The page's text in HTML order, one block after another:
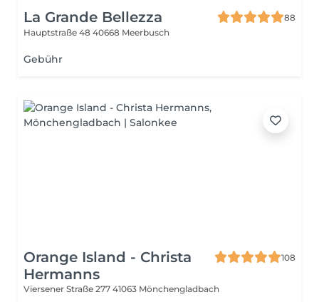
La Grande Bellezza
88
Hauptstraße 48 40668 Meerbusch
Gebühr
Orange Island - Christa
Hermanns
108
Viersener Straße 277 41063 Mönchengladbach